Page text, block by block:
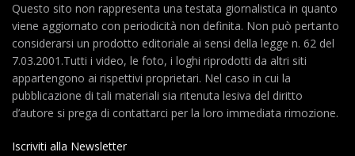
Questo sito non rappresenta una testata giornalistica in quanto
viene aggiornato con periodicità non definita. Non può pertanto
considerarsi un prodotto editoriale ai sensi della legge n. 62 del
7.03.2001.Tutti i video, le foto, i loghi riprodotti da altri siti
appartengono ai rispettivi proprietari. Nel caso in cui la
pubblicazione di tali materiali sia ritenuta lesiva del diritto
d’autore si prega di contattarci per la loro immediata rimozione.
Iscriviti alla Newsletter